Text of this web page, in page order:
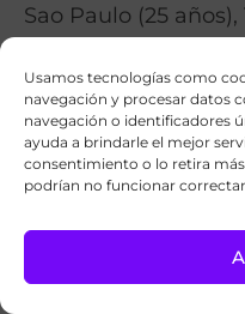
Usamos tecnologías como
navegación y procesar datos
navegación o identificadores
ayuda a brindarle el mejor
consentimiento o lo retira
podrían no funcionar
Sao Paulo (25
templos de Londres
les agregó el
respectivamente.
lista al templo de
No se puede dejar
después de su
pendientes. El